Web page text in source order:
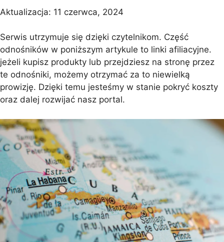
Aktualizacja: 11 czerwca, 2024
Serwis utrzymuje się dzięki czytelnikom. Część
odnośników w poniższym artykule to linki afiliacyjne.
jeżeli kupisz produkty lub przejdziesz na stronę przez
te odnośniki, możemy otrzymać za to niewielką
prowizję. Dzięki temu jesteśmy w stanie pokryć koszty
oraz dalej rozwijać nasz portal.